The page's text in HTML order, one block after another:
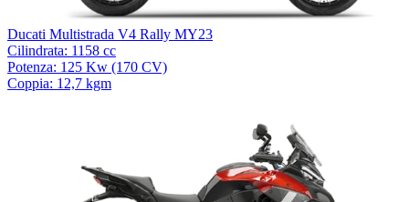
Ducati Multistrada V4 Rally MY23
Cilindrata: 1158 cc
Potenza: 125 Kw (170 CV)
Coppia: 12,7 kgm